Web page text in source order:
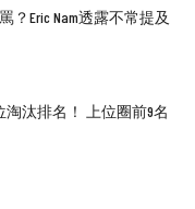
？Eric Nam透露不常提及
淘汰排名！ 上位圈前9名